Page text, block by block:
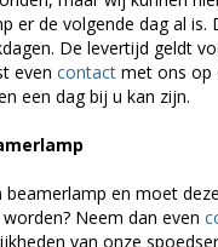
er de volgende dag al is.
De levertijd geldt
even contact met ons op
een dag bij u kan zijn.
en moet
Neem dan even
van onze